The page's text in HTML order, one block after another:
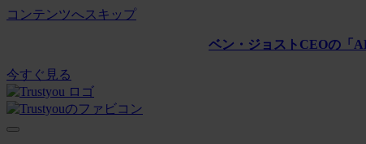
コンテンツへスキップ
ベン・ジョストCEOの「
今すぐ見る